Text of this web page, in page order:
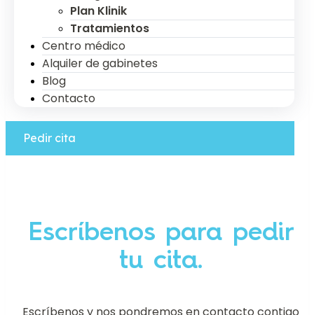
Plan Klinik
Tratamientos
Centro médico
Alquiler de gabinetes
Blog
Contacto
Pedir cita
Escríbenos para pedir
tu cita.
Escríbenos y nos pondremos en contacto contigo